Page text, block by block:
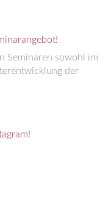
Seminaren sowohl im
der